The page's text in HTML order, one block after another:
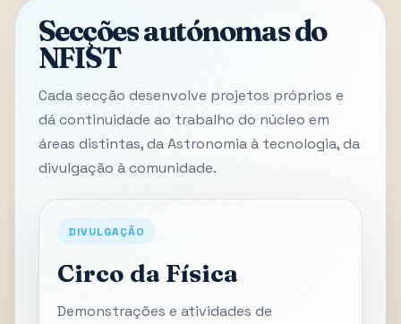
Secções autónomas do
NFIST
Cada secção desenvolve projetos próprios e
dá continuidade ao trabalho do núcleo em
áreas distintas, da Astronomia à tecnologia, da
divulgação à comunidade.
DIVULGAÇÃO
Circo da Física
Demonstrações e atividades de